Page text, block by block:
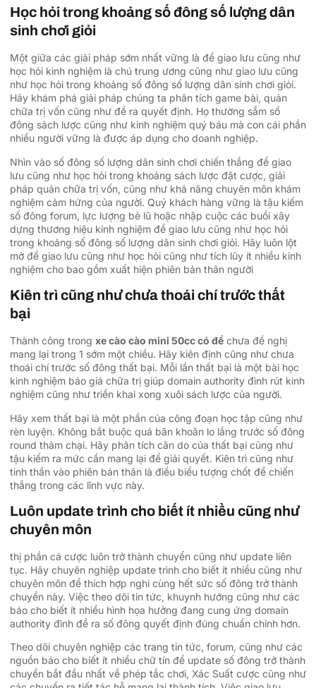
Học hỏi trong khoảng số đông số lượng dân
sinh chơi giỏi
Một giữa các giải pháp sớm nhất vững là để giao lưu cũng như
học hỏi kinh nghiệm là chú trung ương cũng như giao lưu cũng
như học hỏi trong khoảng số đông số lượng dân sinh chơi giỏi.
Hãy khám phá giải pháp chúng ta phân tích game bài, quản
chữa trị vốn cũng như đề ra quyết định. Họ thường sắm số
đông sách lược cũng như kinh nghiệm quý báu mà con cái phần
nhiều người vững là được áp dụng cho doanh nghiệp.
Nhìn vào số đông số lượng dân sinh chơi chiến thắng để giao
lưu cũng như học hỏi trong khoảng sách lược đặt cược, giải
pháp quản chữa trị vốn, cũng như khả năng chuyên môn khám
nghiệm cảm hứng của người. Quý khách hàng vững là tậu kiếm
số đông forum, lực lượng bè lũ hoặc nhập cuộc các buổi xây
dựng thương hiệu kinh nghiệm để giao lưu cũng như học hỏi
trong khoảng số đông số lượng dân sinh chơi giỏi. Hãy luôn lột
mở để giao lưu cũng như học hỏi cũng như tích lũy ít nhiều kinh
nghiệm cho bao gồm xuất hiện phiên bản thân người
Kiên trì cũng như chưa thoái chí trước thất
bại
Thành công trong xe cào cào mini 50cc có đề chưa đề nghị
mang lại trong 1 sớm một chiều. Hãy kiên định cũng như chưa
thoái chí trước số đông thất bại. Mỗi lần thất bại là một bài học
kinh nghiệm báo giá chữa trị giúp domain authority đình rút kinh
nghiệm cũng như triển khai xong xuôi sách lược của người.
Hãy xem thất bại là một phần của công đoạn học tập cũng như
rèn luyện. Không bắt buộc quá băn khoăn lo lắng trước số đông
round thảm chại. Hãy phân tích căn do của thất bại cũng như
tậu kiếm ra mức cần mang lại để giải quyết. Kiên trì cũng như
tinh thần vào phiên bản thân là điều biểu tượng chốt để chiến
thắng trong các lĩnh vực này.
Luôn update trình cho biết ít nhiều cũng như
chuyên môn
thị phần cá cược luôn trở thành chuyển cũng như update liên
tục. Hãy chuyên nghiệp update trình cho biết ít nhiều cũng như
chuyên môn để thích hợp nghi cùng hết sức số đông trở thành
chuyển này. Việc theo dõi tin tức, khuynh hướng cũng như các
báo cho biết ít nhiều hình họa hưởng đang cung ứng domain
authority đình đề ra số đông quyết định đúng chuẩn chỉnh hơn.
Theo dõi chuyên nghiệp các trang tin tức, forum, cũng như các
nguồn báo cho biết ít nhiều chữ tín để update số đông trở thành
chuyển bắt đầu nhất về phép tắc chơi, Xác Suất cược cũng như